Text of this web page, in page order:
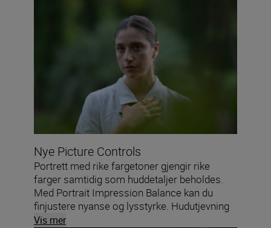
Nye Picture Controls
Portrett med rike fargetoner gjengir rike
farger samtidig som huddetaljer beholdes.
Med Portrait Impression Balance kan du
finjustere nyanse og lysstyrke. Hudutjevning
«myker opp» huden samtidig som øyne og
Vis mer